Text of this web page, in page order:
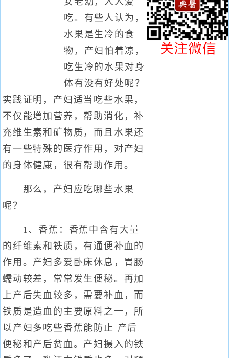
吃。有些人认为，
水果是生冷的食
物，产妇怕着凉，
吃生冷的水果对身
体有没有好处呢？
实践证明，产妇适当吃些水果，
不仅能增加营养，帮助消化，补
充维生素和矿物质，而且水果还
有一些特殊的医疗作用，对产妇
的身体健康，很有帮助作用。
那么，产妇应吃哪些水果
呢？
1、香蕉：香蕉中含有大量
的纤维素和铁质，有通便补血的
作用。产妇多爱卧床休息，胃肠
蠕动较差，常常发生便秘。再加
上产后失血较多，需要补血，而
铁质是造血的主要原料之一，所
以产妇多吃些香蕉能防止 产后
便秘和产后贫血。产妇摄入的铁